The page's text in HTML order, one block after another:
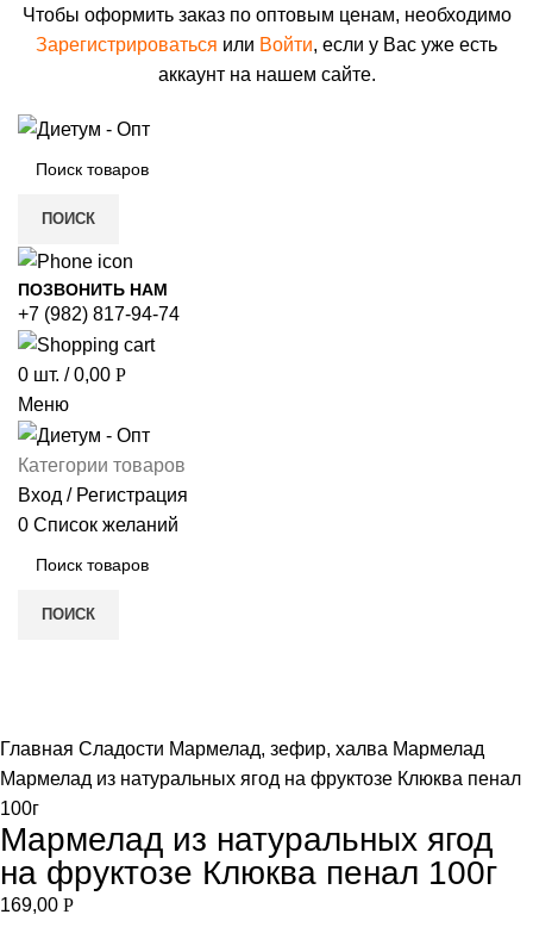
Чтобы оформить заказ по оптовым ценам, необходимо
Зарегистрироваться или Войти, если у Вас уже есть
аккаунт на нашем сайте.
ПОИСК
ПОЗВОНИТЬ НАМ
+7 (982) 817-94-74
0 шт. / 0,00 Р
Меню
Категории товаров
Вход / Регистрация
0 Список желаний
ПОИСК
Главная Сладости Мармелад, зефир, халва Мармелад
Мармелад из натуральных ягод на фруктозе Клюква пенал
100г
Мармелад из натуральных ягод
на фруктозе Клюква пенал 100г
169,00 Р